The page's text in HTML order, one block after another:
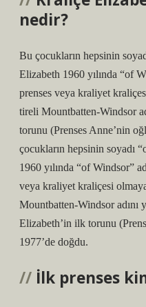
nedir?
Bu çocukların hepsinin
Elizabeth 1960 yılında “of
prenses veya kraliyet
tireli Mountbatten-Windsor
torunu (Prenses Anne’nin
çocukların hepsinin soyadı
1960 yılında “of Windsor”
veya kraliyet kraliçesi
Mountbatten-Windsor adını
Elizabeth’in ilk torunu
1977’de doğdu.
İlk prenses